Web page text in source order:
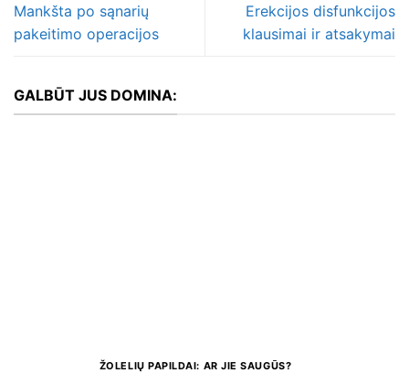
Mankšta po sąnarių
pakeitimo operacijos
Erekcijos disfunkcijos
klausimai ir atsakymai
GALBŪT JUS DOMINA:
ŽOLELIŲ PAPILDAI: AR JIE SAUGŪS?